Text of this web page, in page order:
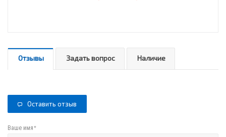
Отзывы Задать вопрос Наличие
Оставить отзыв
Ваше имя*